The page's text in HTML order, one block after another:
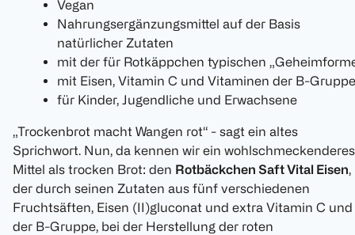
Vegan
Nahrungsergänzungsmittel auf der Basis
natürlicher Zutaten
mit der für Rotkäppchen typischen
mit Eisen, Vitamin C und Vitaminen der B-Gruppe
für Kinder, Jugendliche und Erwachsene
„Trockenbrot macht Wangen rot“ - sagt ein altes
Sprichwort. Nun, da kennen wir ein wohlschmeckenderes
Mittel als trocken Brot: den Rotbäckchen Saft Vital Eisen,
der durch seinen Zutaten aus fünf verschiedenen
Fruchtsäften, Eisen (II)gluconat und extra Vitamin C und
der B-Gruppe, bei der Herstellung der roten